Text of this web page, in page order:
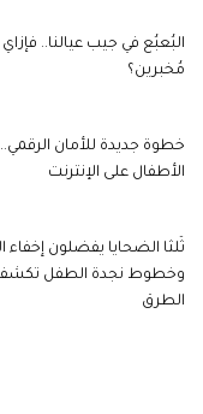
البُعبُع في جيب عيالنا..
مُخبرين؟
خطوة جديدة للأمان
الأطفال على الإنترنت
ثُلثا الضحايا يفضلون إخفاء
وخطوط نجدة الطفل تكشف
الطرق